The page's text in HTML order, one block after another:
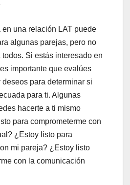
en una relación LAT puede
algunas parejas, pero no
Si estás interesado en
importante que evalúes
para determinar si
para ti. Algunas
hacerte a ti mismo
para comprometerme con
¿Estoy listo para
mi pareja? ¿Estoy listo
con la comunicación